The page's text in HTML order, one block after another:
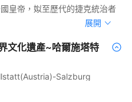
皇帝，姒至歷代的捷克統治者
展開
文化遺產~哈爾施塔特
Salzburg